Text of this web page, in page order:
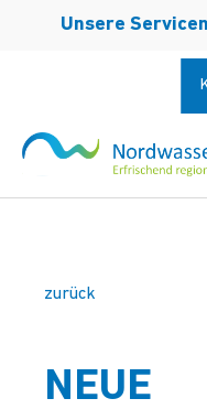
Unsere
zurück
NEUE